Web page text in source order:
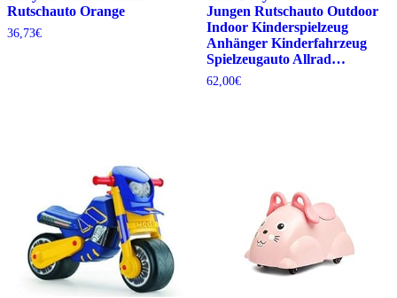
Rutschauto Orange
36,73€
Jungen Rutschauto Outdoor
Indoor Kinderspielzeug
Anhänger Kinderfahrzeug
Spielzeugauto Allrad…
62,00€